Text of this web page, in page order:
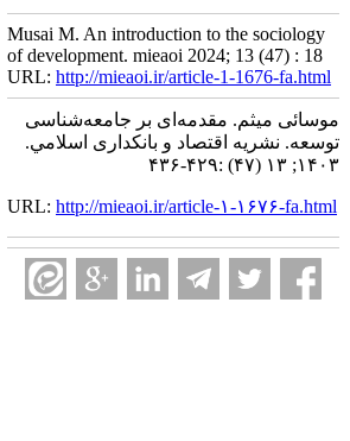
Musai M. An introduction to the sociology
of development. mieaoi 2024; 13 (47) : 18
URL: http://mieaoi.ir/article-1-1676-fa.html
موسائی میثم. مقدمه‌ای بر جامعه‌شناسی
توسعه. نشریه اقتصاد و بانکداری اسلامي.
۱۴۰۳; ۱۳ (۴۷) :۴۲۹-۴۳۶
URL: http://mieaoi.ir/article-۱-۱۶۷۶-fa.html